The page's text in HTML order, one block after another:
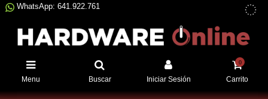
WhatsApp: 641.922.761
Menu Buscar Iniciar Sesión
0
Carrito